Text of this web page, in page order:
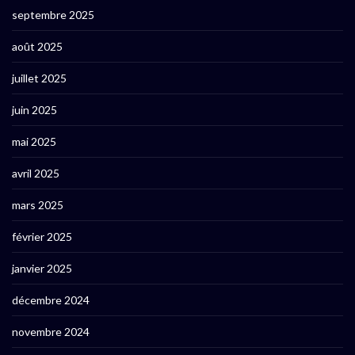
septembre 2025
août 2025
juillet 2025
juin 2025
mai 2025
avril 2025
mars 2025
février 2025
janvier 2025
décembre 2024
novembre 2024